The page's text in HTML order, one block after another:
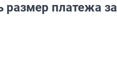
размер платежа за